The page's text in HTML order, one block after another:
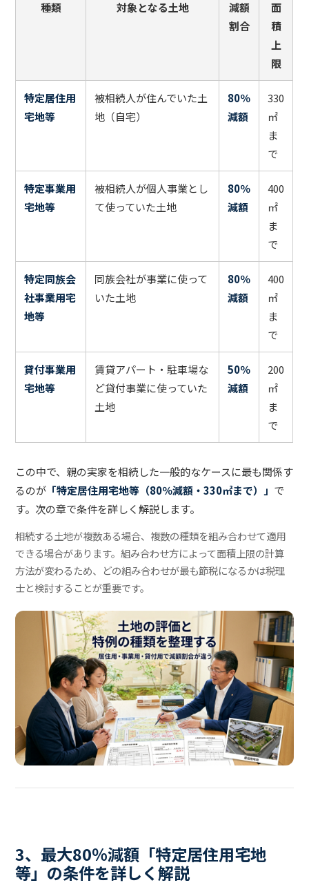
種類 対象となる土地
減額
割合
面
積
上
限
特定居住用
宅地等
被相続人が住んでいた土
地（自宅）
80％
減額
330
㎡
ま
で
特定事業用
宅地等
被相続人が個人事業とし
て使っていた土地
80％
減額
400
㎡
ま
で
特定同族会
社事業用宅
地等
同族会社が事業に使って
いた土地
80％
減額
400
㎡
ま
で
貸付事業用
宅地等
賃貸アパート・駐車場な
ど貸付事業に使っていた
土地
50％
減額
200
㎡
ま
で
この中で、親の実家を相続した一般的なケースに最も関係す
るのが 「特定居住用宅地等（80％減額・330㎡まで）」 で
す。次の章で条件を詳しく解説します。
相続する土地が複数ある場合、複数の種類を組み合わせて適用
できる場合があります。組み合わせ方によって面積上限の計算
方法が変わるため、どの組み合わせが最も節税になるかは税理
士と検討することが重要です。
3、最大80％減額「特定居住用宅地
等」の条件を詳しく解説